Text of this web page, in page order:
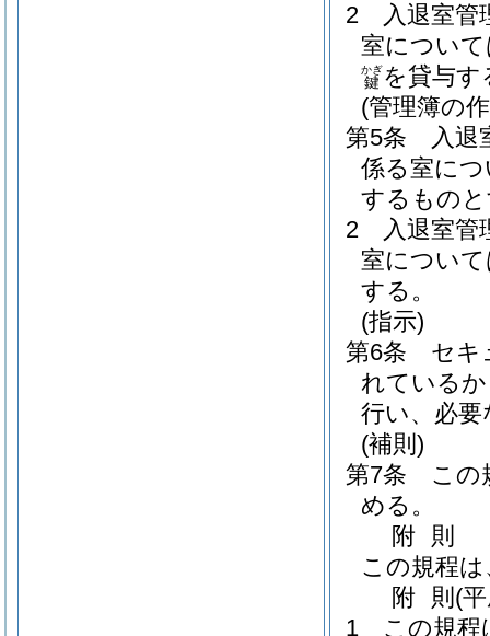
2
入退室
室につい
鍵
かぎを貸与
(管理簿の
第5条
入退
係る室に
するもの
2
入退室
室につい
する。
(指示)
第6条
セキ
れている
行い、必
(補則)
第7条
この
める。
附 則
この規程
附 則 (
1
この規程